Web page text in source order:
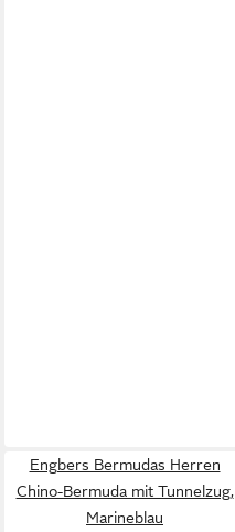
Engbers Bermudas Herren
Chino-Bermuda mit Tunnelzug,
Marineblau